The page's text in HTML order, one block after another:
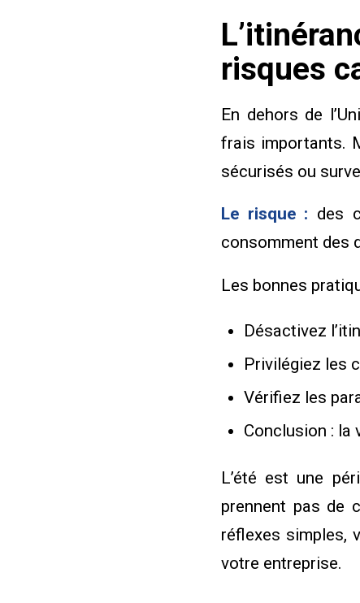
risques
En dehors de
frais importants.
sécurisés ou
Le risque : des
consomment des
Les bonnes
Désactivez
Privilégiez les
Vérifiez les
Conclusion : la
L’été est une
prennent pas de
réflexes simples,
votre entreprise.